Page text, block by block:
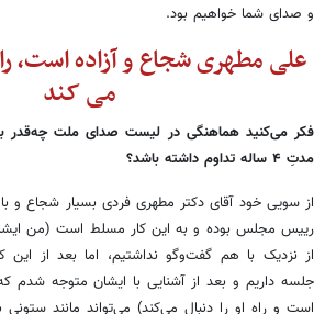
و صدای شما خواهیم بود.
علی مطهری شجاع و آزاده است،
می کند
فکر می‌کنید هماهنگی در لیست صدای ملت چه‌قدر
مدتِ ۴ ساله تداوم داشته باشد؟
از سویی خود آقای دکتر مطهری فردی بسیار شجاع و
رییس مجلس بوده و به این کار مسلط است (من
از نزدیک با هم گفت‌وگو نداشتیم، اما بعد از
جلسه داریم و بعد از آشنایی با ایشان متوجه شدم
است و راه او را دنبال می‌کند) می‌تواند مانند